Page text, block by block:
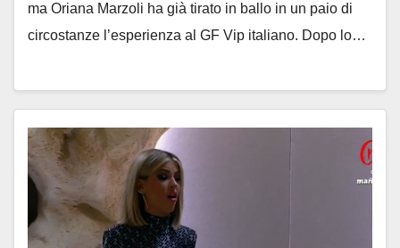
ma Oriana Marzoli ha già tirato in ballo in un paio di
circostanze l’esperienza al GF Vip italiano. Dopo lo…